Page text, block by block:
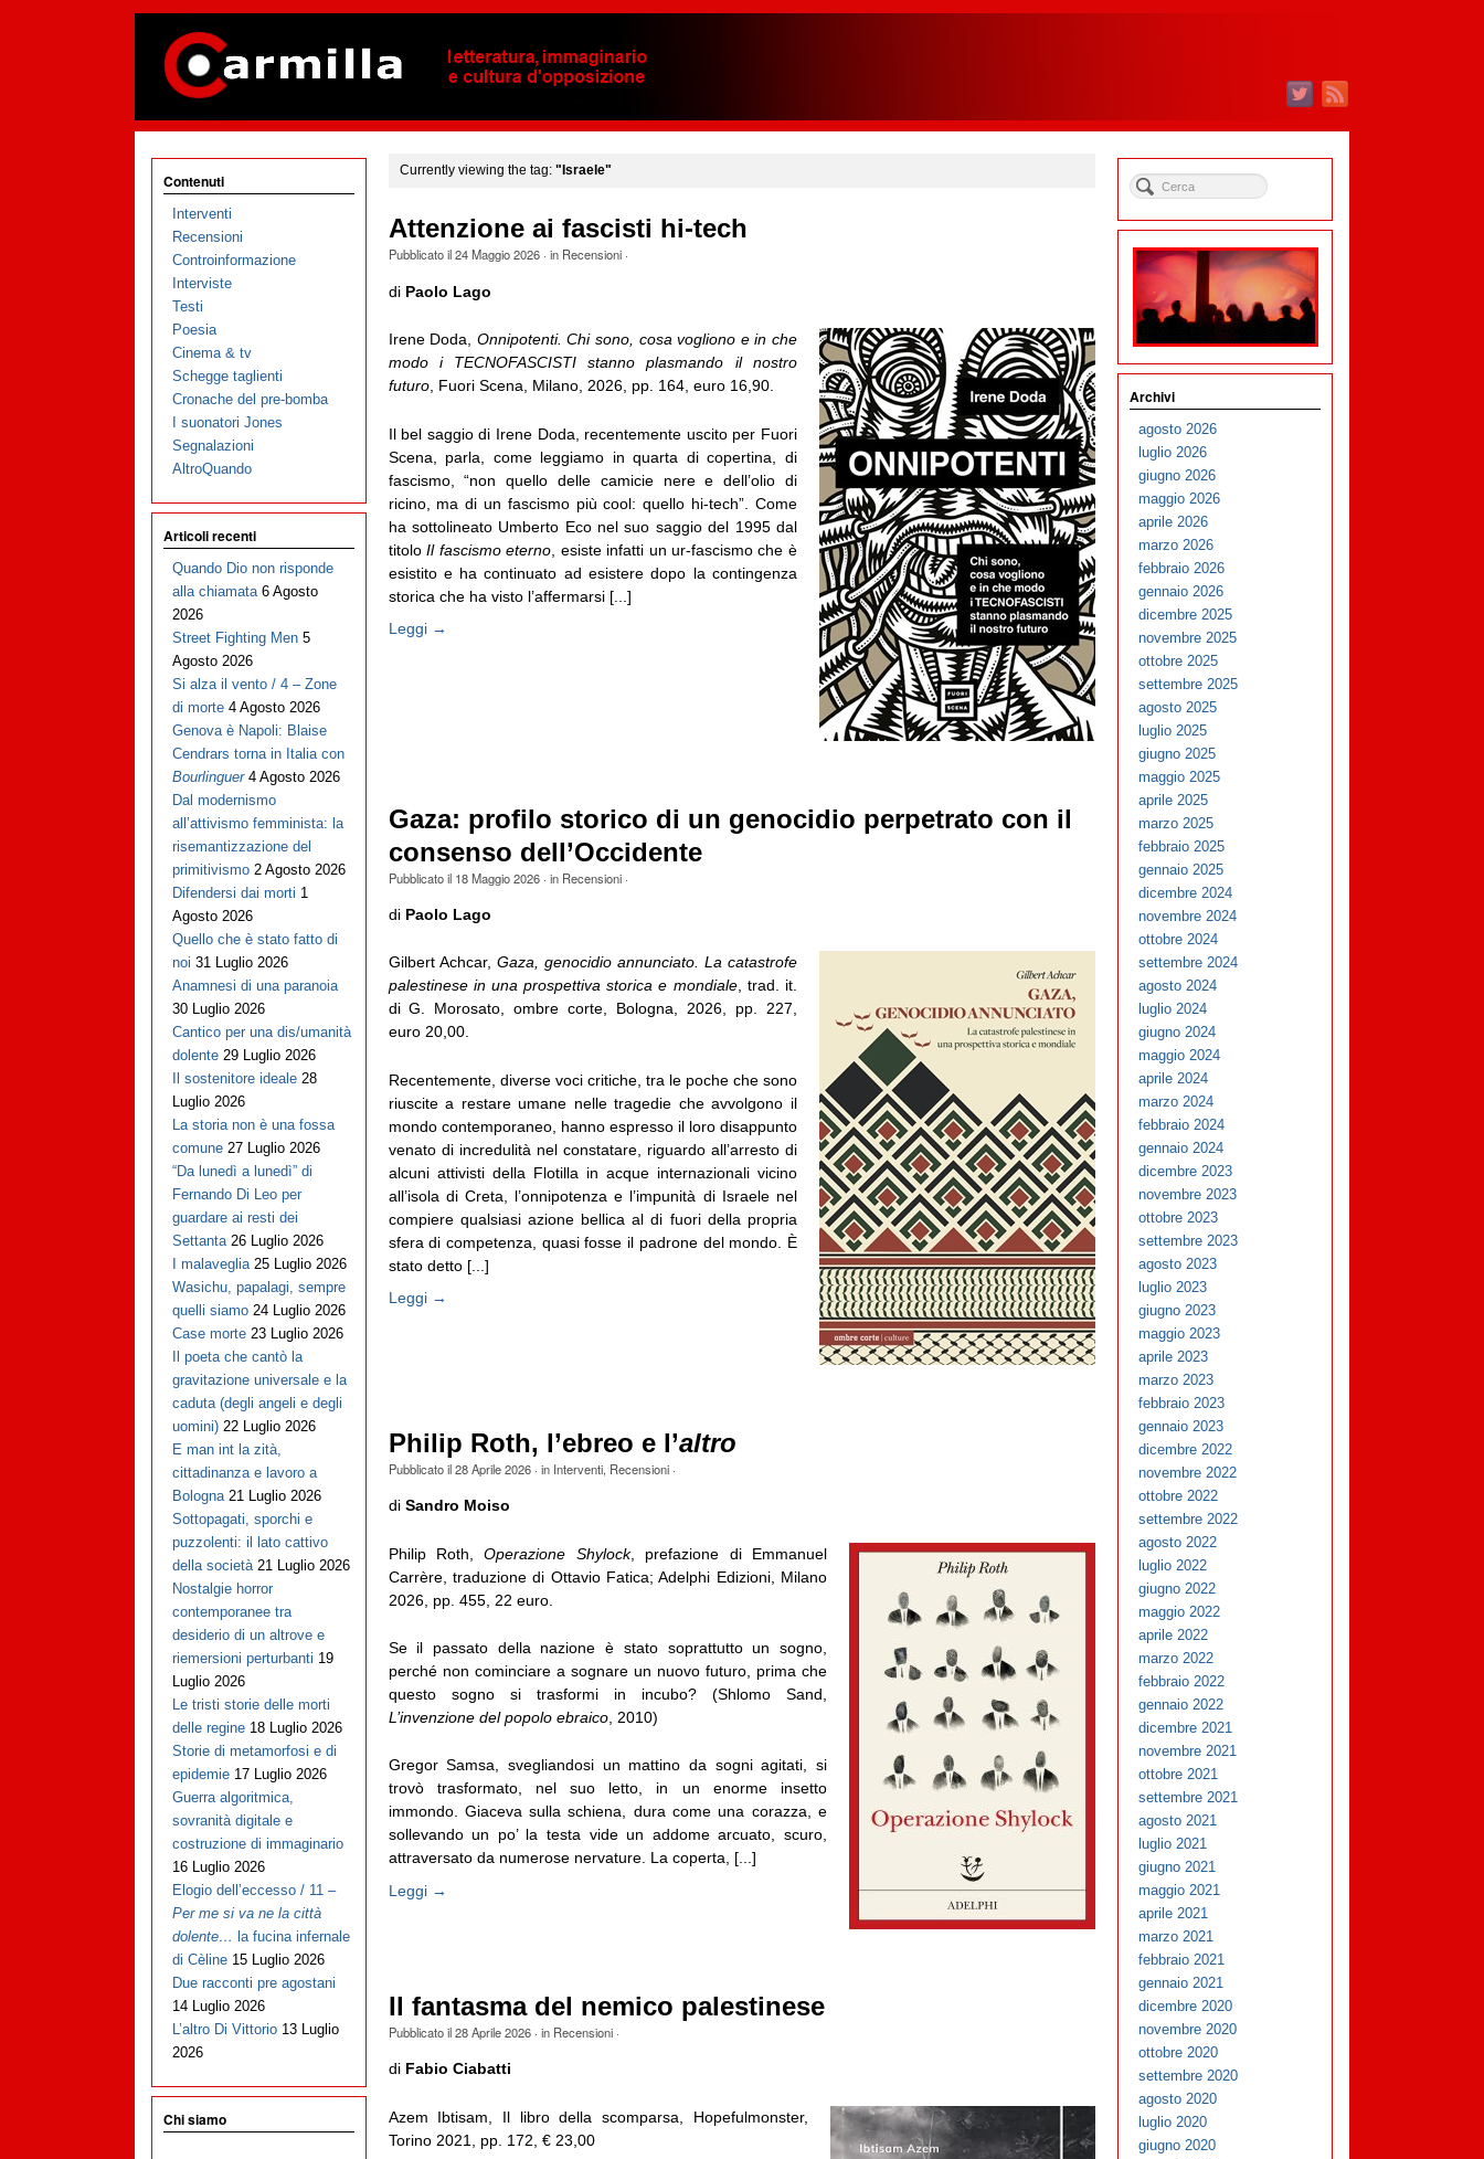
Currently viewing the tag: "Israele"
Attenzione ai fascisti hi-tech
Pubblicato il24 Maggio 2026· in Recensioni·
di Paolo Lago
Irene Doda, Onnipotenti. Chi sono, cosa vogliono e in che
modo i TECNOFASCISTI stanno plasmando il nostro
futuro, Fuori Scena, Milano, 2026, pp. 164, euro 16,90.
Il bel saggio di Irene Doda, recentemente uscito per Fuori
Scena, parla, come leggiamo in quarta di copertina, di
fascismo, “non quello delle camicie nere e dell’olio di
ricino, ma di un fascismo più cool: quello hi-tech”. Come
ha sottolineato Umberto Eco nel suo saggio del 1995 dal
titoloIl fascismo eterno , esiste infatti un ur-fascismo che è
esistito e ha continuato ad esistere dopo la contingenza
storica che ha visto l’affermarsi [...]
Leggi →
Gaza: profilo storico di un genocidio perpetrato con il
consenso dell’Occidente
Pubblicato il 18 Maggio 2026· in Recensioni·
di Paolo Lago
Gilbert Achcar, Gaza, genocidio annunciato. La catastrofe
palestinese in una prospettiva storica e mondiale, trad. it.
di G. Morosato, ombre corte, Bologna, 2026, pp. 227,
euro 20,00.
Recentemente, diverse voci critiche, tra le poche che sono
riuscite a restare umane nelle tragedie che avvolgono il
mondo contemporaneo, hanno espresso il loro disappunto
venato di incredulità nel constatare, riguardo all’arresto di
alcuni attivisti della Flotilla in acque internazionali vicino
all’isola di Creta, l’onnipotenza e l’impunità di Israele nel
compiere qualsiasi azione bellica al di fuori della propria
sfera di competenza, quasi fosse il padrone del mondo. È
stato detto [...]
Leggi →
Philip Roth, l’ebreo e l’altro
Pubblicato il28 Aprile 2026· in Interventi, Recensioni·
di Sandro Moiso
Philip Roth,Operazione Shylock, prefazione di Emmanuel
Carrère, traduzione di Ottavio Fatica; Adelphi Edizioni, Milano
2026, pp. 455, 22 euro.
Se il passato della nazione è stato soprattutto un sogno,
perché non cominciare a sognare un nuovo futuro, prima che
questo sogno si trasformi in incubo? (Shlomo Sand,
L’invenzione del popolo ebraico, 2010)
Gregor Samsa, svegliandosi un mattino da sogni agitati, si
trovò trasformato, nel suo letto, in un enorme insetto
immondo. Giaceva sulla schiena, dura come una corazza, e
sollevando un po’ la testa vide un addome arcuato, scuro,
attraversato da numerose nervature. La coperta, [...]
Leggi →
Il fantasma del nemico palestinese
Pubblicato il28 Aprile 2026· in Recensioni·
di Fabio Ciabatti
Azem Ibtisam, Il libro della scomparsa, Hopefulmonster,
Torino 2021, pp. 172, € 23,00
Contenuti
Interventi
Recensioni
Controinformazione
Interviste
Testi
Poesia
Cinema & tv
Schegge taglienti
Cronache del pre-bomba
I suonatori Jones
Segnalazioni
AltroQuando
Articoli recenti
Quando Dio non risponde
alla chiamata 6 Agosto
2026
Street Fighting Men 5
Agosto 2026
Si alza il vento / 4 – Zone
di morte 4 Agosto 2026
Genova è Napoli: Blaise
Cendrars torna in Italia con
Bourlinguer 4 Agosto 2026
Dal modernismo
all’attivismo femminista: la
risemantizzazione del
primitivismo 2 Agosto 2026
Difendersi dai morti 1
Agosto 2026
Quello che è stato fatto di
noi 31 Luglio 2026
Anamnesi di una paranoia
30 Luglio 2026
Cantico per una dis/umanità
dolente 29 Luglio 2026
Il sostenitore ideale 28
Luglio 2026
La storia non è una fossa
comune 27 Luglio 2026
“Da lunedì a lunedì” di
Fernando Di Leo per
guardare ai resti dei
Settanta 26 Luglio 2026
I malaveglia 25 Luglio 2026
Wasichu, papalagi, sempre
quelli siamo 24 Luglio 2026
Case morte 23 Luglio 2026
Il poeta che cantò la
gravitazione universale e la
caduta (degli angeli e degli
uomini) 22 Luglio 2026
E man int la zità,
cittadinanza e lavoro a
Bologna 21 Luglio 2026
Sottopagati, sporchi e
puzzolenti: il lato cattivo
della società 21 Luglio 2026
Nostalgie horror
contemporanee tra
desiderio di un altrove e
riemersioni perturbanti 19
Luglio 2026
Le tristi storie delle morti
delle regine 18 Luglio 2026
Storie di metamorfosi e di
epidemie 17 Luglio 2026
Guerra algoritmica,
sovranità digitale e
costruzione di immaginario
16 Luglio 2026
Elogio dell’eccesso / 11 –
Per me si va ne la città
dolente… la fucina infernale
di Cèline 15 Luglio 2026
Due racconti pre agostani
14 Luglio 2026
L’altro Di Vittorio 13 Luglio
2026
Chi siamo
Archivi
agosto 2026
luglio 2026
giugno 2026
maggio 2026
aprile 2026
marzo 2026
febbraio 2026
gennaio 2026
dicembre 2025
novembre 2025
ottobre 2025
settembre 2025
agosto 2025
luglio 2025
giugno 2025
maggio 2025
aprile 2025
marzo 2025
febbraio 2025
gennaio 2025
dicembre 2024
novembre 2024
ottobre 2024
settembre 2024
agosto 2024
luglio 2024
giugno 2024
maggio 2024
aprile 2024
marzo 2024
febbraio 2024
gennaio 2024
dicembre 2023
novembre 2023
ottobre 2023
settembre 2023
agosto 2023
luglio 2023
giugno 2023
maggio 2023
aprile 2023
marzo 2023
febbraio 2023
gennaio 2023
dicembre 2022
novembre 2022
ottobre 2022
settembre 2022
agosto 2022
luglio 2022
giugno 2022
maggio 2022
aprile 2022
marzo 2022
febbraio 2022
gennaio 2022
dicembre 2021
novembre 2021
ottobre 2021
settembre 2021
agosto 2021
luglio 2021
giugno 2021
maggio 2021
aprile 2021
marzo 2021
febbraio 2021
gennaio 2021
dicembre 2020
novembre 2020
ottobre 2020
settembre 2020
agosto 2020
luglio 2020
giugno 2020